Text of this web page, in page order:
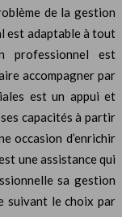
de la gestion
est adaptable à tout
professionnel est
accompagner par
est un appui et
capacités à partir
occasion d’enrichir
une assistance qui
sa gestion
suivant le choix par